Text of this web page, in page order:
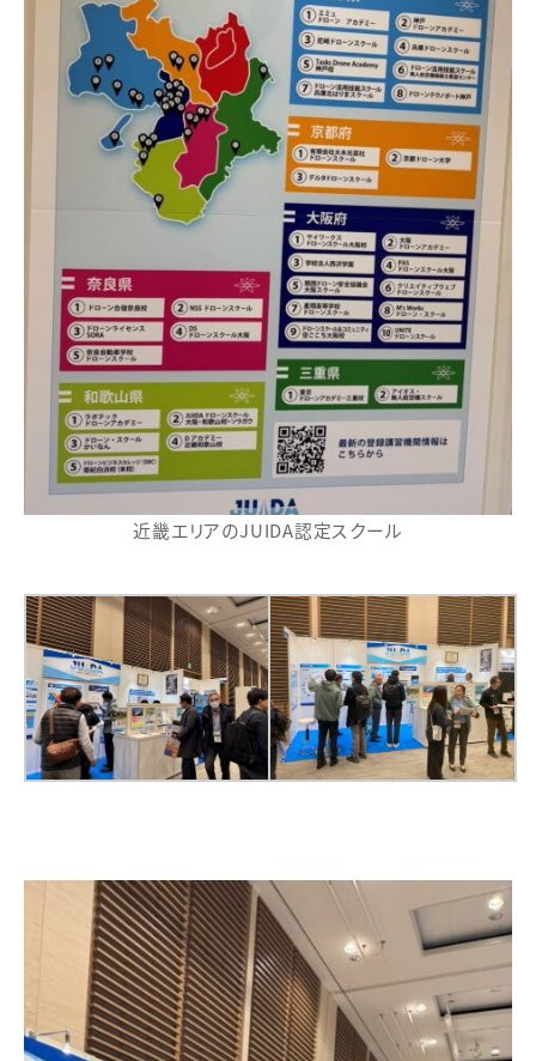
近畿エリアのJUIDA認定スクール